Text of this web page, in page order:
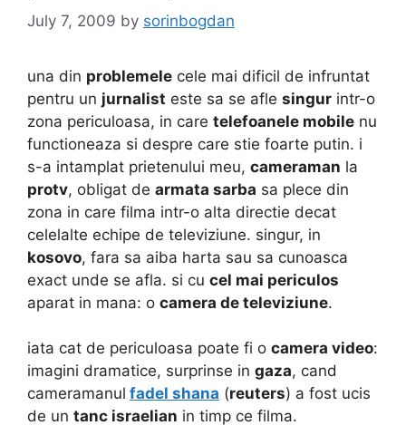
July 7, 2009 by sorinbogdan
una din problemele cele mai dificil de infruntat
pentru un jurnalist este sa se afle singur intr-o
zona periculoasa, in care telefoanele mobile nu
functioneaza si despre care stie foarte putin. i
s-a intamplat prietenului meu, cameraman la
protv, obligat de armata sarba sa plece din
zona in care filma intr-o alta directie decat
celelalte echipe de televiziune. singur, in
kosovo, fara sa aiba harta sau sa cunoasca
exact unde se afla. si cu cel mai periculos
aparat in mana: o camera de televiziune.
iata cat de periculoasa poate fi o camera video:
imagini dramatice, surprinse in gaza, cand
cameramanul fadel shana (reuters) a fost ucis
de un tanc israelian in timp ce filma.